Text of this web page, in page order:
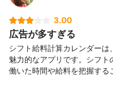
3.00
広告が多すぎる
シフト給料計算カレンダー
魅力的なアプリです。シフ
働いた時間や給料を把握する